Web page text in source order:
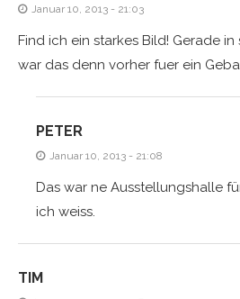
Januar 10, 2013 - 21:03
Find ich ein starkes Bild! Gerade in
war das denn vorher fuer ein
PETER
Januar 10, 2013 - 21:08
Das war ne Ausstellungshalle
ich weiss.
TIM